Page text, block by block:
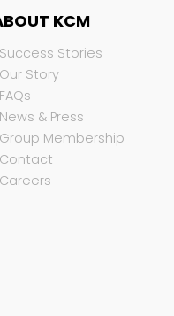
KCM
Success Stories
Our Story
FAQs
News & Press
Group Membership
Contact
Careers